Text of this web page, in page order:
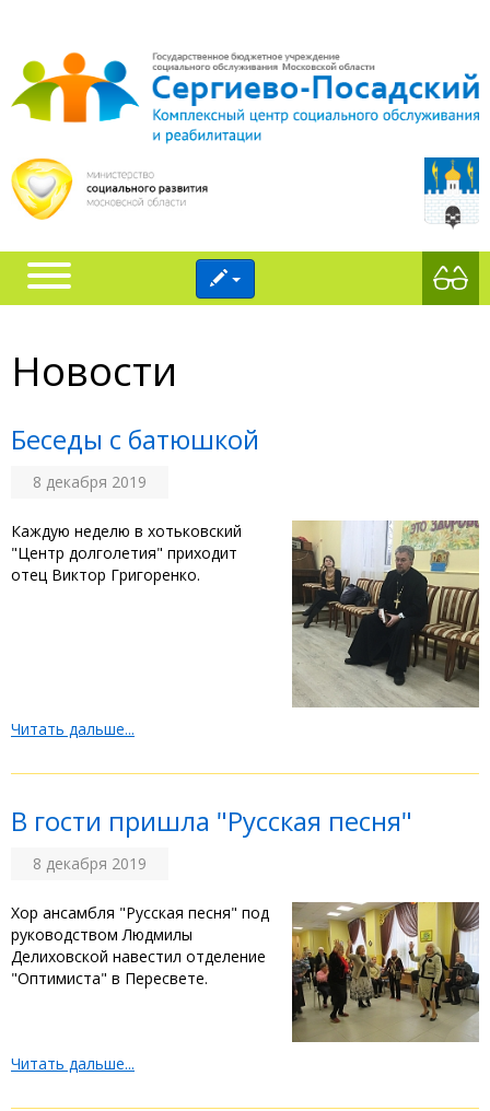
Новости
Беседы с батюшкой
8 декабря 2019
Каждую неделю в хотьковский
"Центр долголетия" приходит
отец Виктор Григоренко.
Читать дальше...
В гости пришла "Русская песня"
8 декабря 2019
Хор ансамбля "Русская песня" под
руководством Людмилы
Делиховской навестил отделение
"Оптимиста" в Пересвете.
Читать дальше...